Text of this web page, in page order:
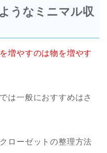
うなミニマル収
増やすのは物を増やす
は一般におすすめはさ
ローゼットの整理方法